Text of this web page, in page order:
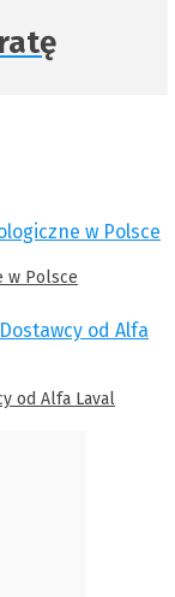
w Polsce
od Alfa Laval